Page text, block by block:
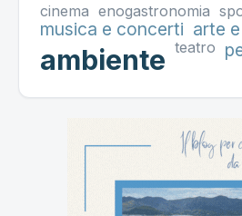
cinema enogastronomia
musica e concerti arte
ambiente teatro